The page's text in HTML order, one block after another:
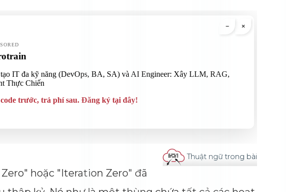
Thuật ngữ trong bài
Zero" hoặc "Iteration Zero" đã